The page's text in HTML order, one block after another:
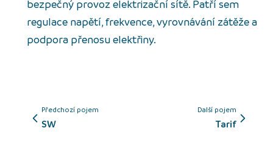
bezpečný provoz elektrizační sítě. Patří sem
regulace napětí, frekvence, vyrovnávání zátěže a
podpora přenosu elektřiny.
Předchozí pojem
SW
Další pojem
tarif